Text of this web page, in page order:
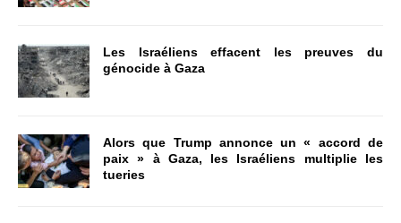
Les Israéliens effacent les preuves du
génocide à Gaza
Alors que Trump annonce un « accord de
paix » à Gaza, les Israéliens multiplie les
tueries